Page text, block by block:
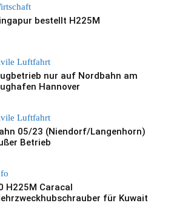
bestellt H225M
Luftfahrt
nur auf Nordbahn am
Hannover
Luftfahrt
05/23 (Niendorf/Langenhorn)
Betrieb
H225M Caracal
für Kuwait